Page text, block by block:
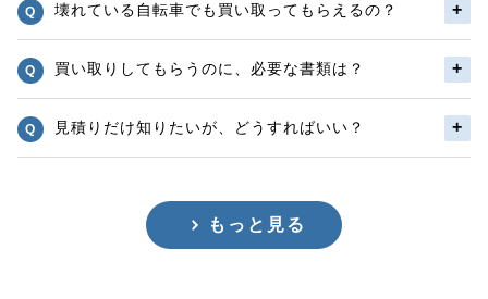
壊れている自転車でも買い取ってもらえるの？
買い取りしてもらうのに、必要な書類は？
見積りだけ知りたいが、どうすればいい？
もっと見る